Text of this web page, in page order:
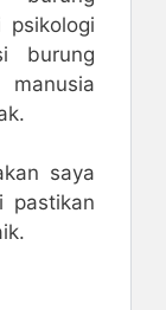
burung
saya
pastikan